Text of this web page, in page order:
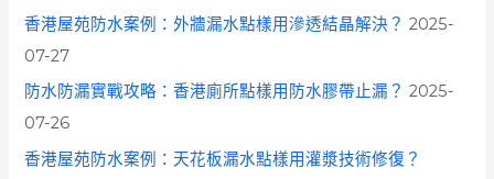
香港屋苑防水案例：外牆漏水點樣用滲透結晶解決？ 2025-
07-27
防水防漏實戰攻略：香港廁所點樣用防水膠帶止漏？ 2025-
07-26
香港屋苑防水案例：天花板漏水點樣用灌漿技術修復？